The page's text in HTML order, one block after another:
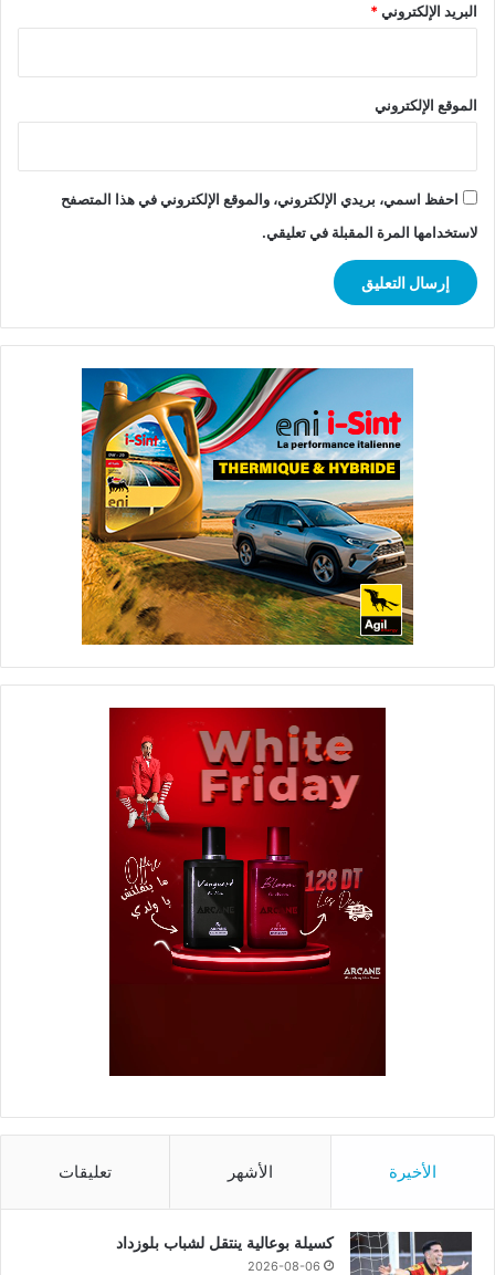
البريد الإلكتروني*
الموقع الإلكتروني
احفظ اسمي، بريدي الإلكتروني، والموقع الإلكتروني في هذا المتصفح
لاستخدامها المرة المقبلة في تعليقي.
الأخيرة الأشهر تعليقات
كسيلة بوعالية ينتقل لشباب بلوزداد
2026-08-06